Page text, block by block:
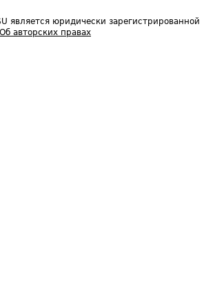
является юридически зарегистрированной
Об авторских правах